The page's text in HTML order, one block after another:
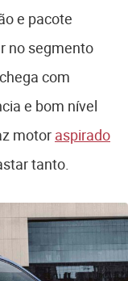
e pacote
no segmento
com
e bom nível
motor aspirado
tanto.